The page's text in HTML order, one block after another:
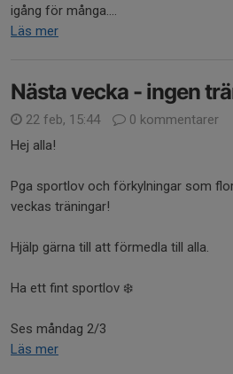
igång för många....
Läs mer
Nästa vecka - ingen
22 feb, 15:44
0 kommentarer
Hej alla!
Pga sportlov och förkylningar som
veckas träningar!
Hjälp gärna till att förmedla till alla.
Ha ett fint sportlov ❄️
Ses måndag 2/3
Läs mer